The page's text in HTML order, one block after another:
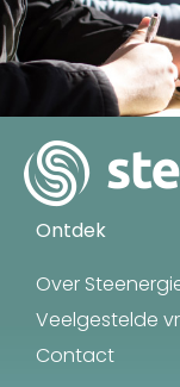
Ontdek
Over
Veelgestelde
Contact